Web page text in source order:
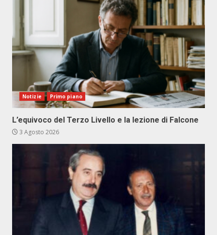
Notizie Primo piano
L’equivoco del Terzo Livello e la lezione di Falcone
3 Agosto 2026